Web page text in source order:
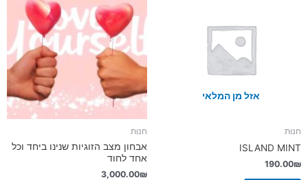
אזל מן המלאי
חנות
ISLAND MINT
190.00₪
חנות
אבחון מצב הזוגיות שנינו ביחד וכל
אחד לחוד
3,000.00₪